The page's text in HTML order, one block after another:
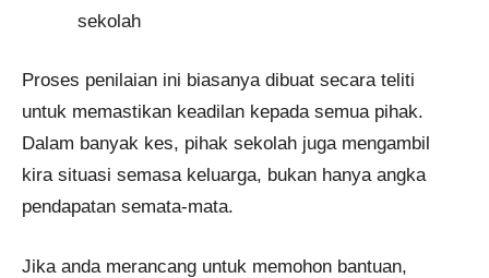
sekolah
Proses penilaian ini biasanya dibuat secara teliti
untuk memastikan keadilan kepada semua pihak.
Dalam banyak kes, pihak sekolah juga mengambil
kira situasi semasa keluarga, bukan hanya angka
pendapatan semata-mata.
Jika anda merancang untuk memohon bantuan,